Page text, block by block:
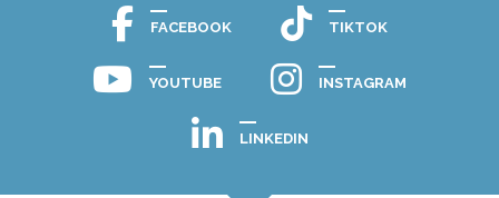
FACEBOOK TIKTOK
YOUTUBE INSTAGRAM
LINKEDIN